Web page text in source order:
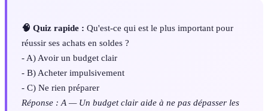
🧠 Quiz rapide : Qu'est-ce qui est le plus important pour
réussir ses achats en soldes ?
- A) Avoir un budget clair
- B) Acheter impulsivement
- C) Ne rien préparer
Réponse : A — Un budget clair aide à ne pas dépasser les